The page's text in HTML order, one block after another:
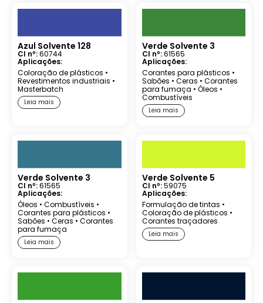
Azul Solvente 128
CI nº:60744
Aplicações:
Coloração de plásticos •
Revestimentos industriais •
Masterbatch
Leia mais
Verde Solvente 3
CI nº:61565
Aplicações:
Corantes para plásticos •
Sabões • Ceras • Corantes
para fumaça • Óleos •
Combustíveis
Leia mais
Verde Solvente 3
CI nº:61565
Aplicações:
Óleos • Combustíveis •
Corantes para plásticos •
Sabões • Ceras • Corantes
para fumaça
Leia mais
Verde Solvente 5
CI nº:59075
Aplicações:
Formulação de tintas •
Coloração de plásticos •
Corantes traçadores
Leia mais